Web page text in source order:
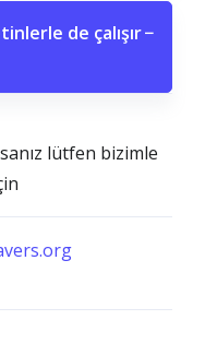
de çalışır−
lütfen bizimle